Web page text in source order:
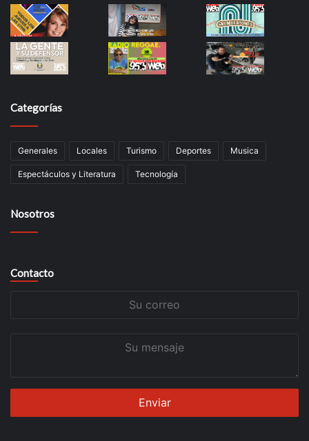
Categorías
Generales Locales Turismo Deportes Musica
Espectáculos y Literatura Tecnología
Nosotros
Contacto